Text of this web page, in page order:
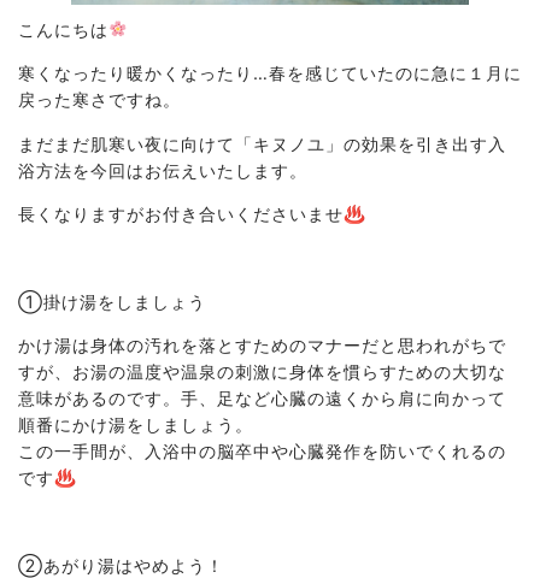
こんにちは
寒くなったり暖かくなったり…春を感じていたのに急に１月に
戻った寒さですね。
まだまだ肌寒い夜に向けて「キヌノユ」の効果を引き出す入
浴方法を今回はお伝えいたします。
長くなりますがお付き合いくださいませ♨
①掛け湯をしましょう
かけ湯は身体の汚れを落とすためのマナーだと思われがちで
すが、お湯の温度や温泉の刺激に身体を慣らすための大切な
意味があるのです。手、足など心臓の遠くから肩に向かって
順番にかけ湯をしましょう。
この一手間が、入浴中の脳卒中や心臓発作を防いでくれるの
です♨
②あがり湯はやめよう！